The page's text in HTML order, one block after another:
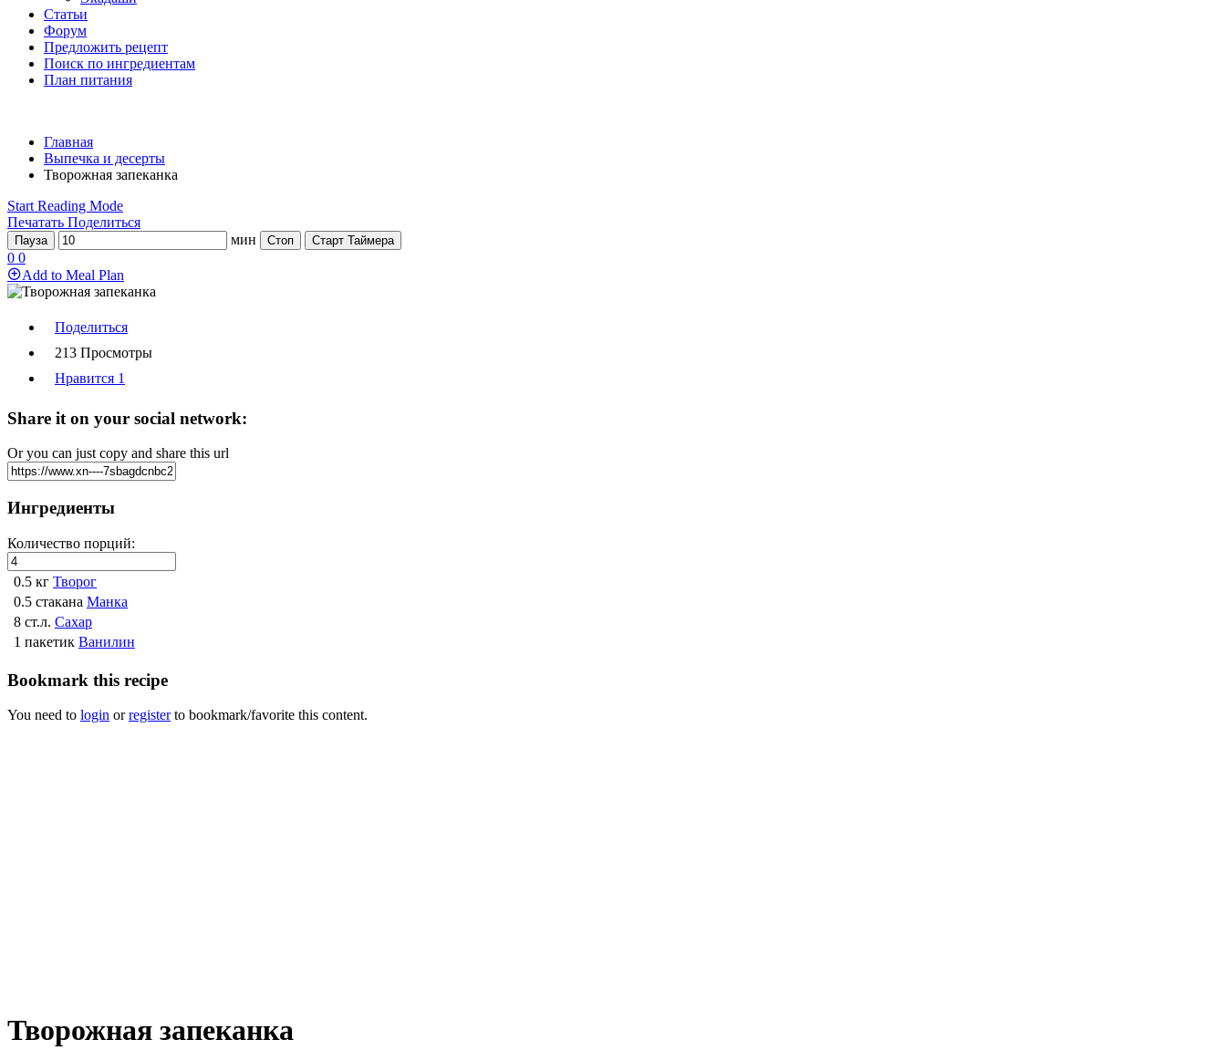
Статьи
Форум
Предложить рецепт
Поиск по ингредиентам
План питания
Главная
Выпечка и десерты
Творожная запеканка
Start Reading Mode
Печатать Поделиться
Пауза мин Стоп Старт Таймера
0 0
Add to Meal Plan
Поделиться
213 Просмотры
Нравится 1
Share it on your social network:
Or you can just copy and share this url
Ингредиенты
Количество порций:
0.5 кг Творог
0.5 стакана Манка
8 ст.л. Сахар
1 пакетик Ванилин
Bookmark this recipe
You need to login orregisterto bookmark/favorite this content.
Творожная запеканка